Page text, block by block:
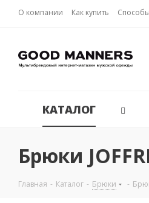
О компании Как купить
КАТАЛОГ
Брюки
Главная - Каталог - Брюки -